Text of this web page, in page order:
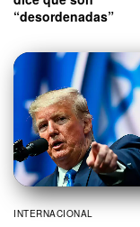
“desordenadas”
INTERNACIONAL